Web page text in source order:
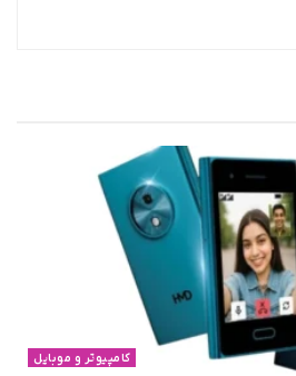
کامپیوتر و موبایل